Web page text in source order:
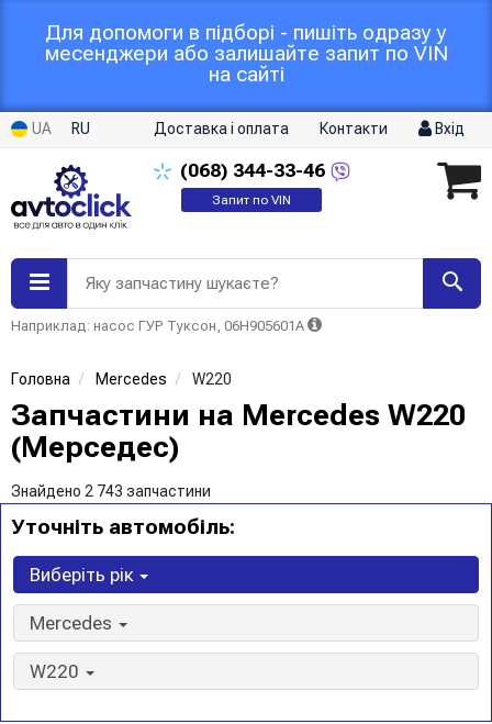
Для допомоги в підборі - пишіть одразу у
месенджери або залишайте запит по VIN
на сайті
UA RU Доставка і оплата Контакти Вхід
(068) 344-33-46
Запит по VIN
Яку запчастину шукаєте?
Наприклад: насос ГУР Туксон, 06H905601A
Головна Mercedes W220
Запчастини на Mercedes W220
(Мерседес)
Знайдено 2 743 запчастини
Уточніть автомобіль:
Виберіть рік
Mercedes
W220